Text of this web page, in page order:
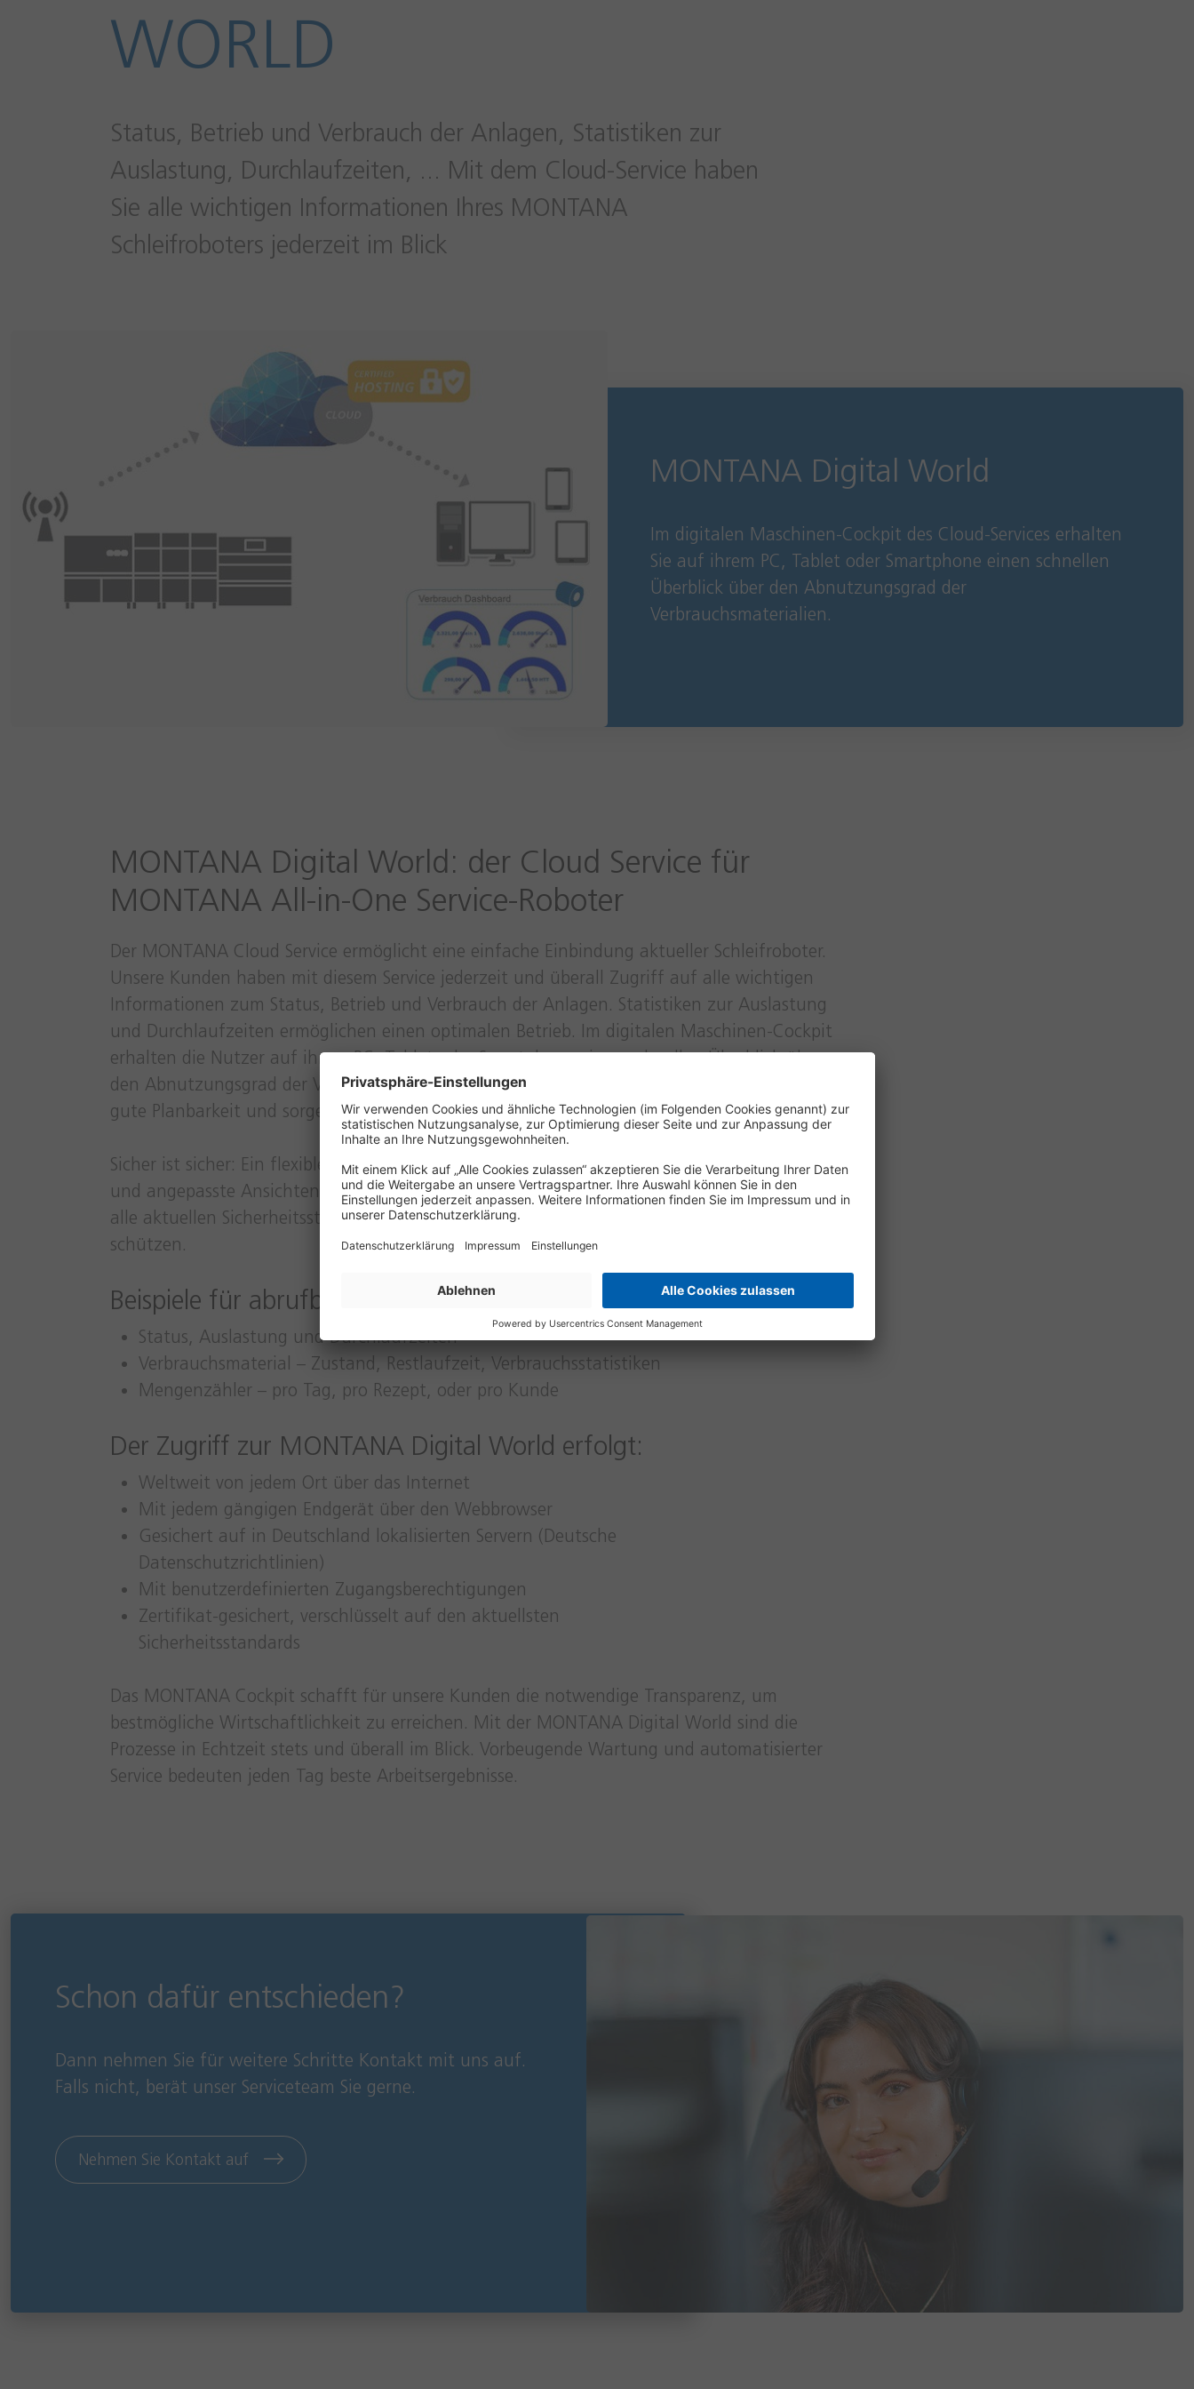
WORLD
Status, Betrieb und Verbrauch der Anlagen, Statistiken zur
Auslastung, Durchlaufzeiten, ... Mit dem Cloud-Service haben
Sie alle wichtigen Informationen Ihres MONTANA
Schleifroboters jederzeit im Blick
MONTANA Digital World
Im digitalen Maschinen-Cockpit des Cloud-Services erhalten
Sie auf ihrem PC, Tablet oder Smartphone einen schnellen
Überblick über den Abnutzungsgrad der
Verbrauchsmaterialien.
MONTANA Digital World: der Cloud Service für
MONTANA All-in-One Service-Roboter
Der MONTANA Cloud Service ermöglicht eine einfache Einbindung aktueller Schleifroboter.
Unsere Kunden haben mit diesem Service jederzeit und überall Zugriff auf alle wichtigen
Informationen zum Status, Betrieb und Verbrauch der Anlagen. Statistiken zur Auslastung
und Durchlaufzeiten ermöglichen einen optimalen Betrieb. Im digitalen Maschinen-Cockpit
erhalten die Nutzer auf ihrem PC, Tablet oder Smartphone einen schnellen Überblick über
den Abnutzungsgrad der Verbrauchsmaterialien. Diese Informationen ermöglichen eine
gute Planbarkeit und sorgen für einen ausfallfreien Betrieb.
Sicher ist sicher: Ein flexibles Benutzermanagement ermöglicht einen gesicherten Zugriff
und angepasste Ansichten der Maschinendaten, die MONTANA Digital World unterstützt
alle aktuellen Sicherheitsstandards, um die Daten unserer Kunden wirkungsvoll zu
schützen.
Beispiele für abrufbare Informationen:
Status, Auslastung und Durchlaufzeiten
Verbrauchsmaterial – Zustand, Restlaufzeit, Verbrauchsstatistiken
Mengenzähler – pro Tag, pro Rezept, oder pro Kunde
Der Zugriff zur MONTANA Digital World erfolgt:
Weltweit von jedem Ort über das Internet
Mit jedem gängigen Endgerät über den Webbrowser
Gesichert auf in Deutschland lokalisierten Servern (Deutsche
Datenschutzrichtlinien)
Mit benutzerdefinierten Zugangsberechtigungen
Zertifikat-gesichert, verschlüsselt auf den aktuellsten
Sicherheitsstandards
Das MONTANA Cockpit schafft für unsere Kunden die notwendige Transparenz, um
bestmögliche Wirtschaftlichkeit zu erreichen. Mit der MONTANA Digital World sind die
Prozesse in Echtzeit stets und überall im Blick. Vorbeugende Wartung und automatisierter
Service bedeuten jeden Tag beste Arbeitsergebnisse.
Schon dafür entschieden?
Dann nehmen Sie für weitere Schritte Kontakt mit uns auf.
Falls nicht, berät unser Serviceteam Sie gerne.
Nehmen Sie Kontakt auf